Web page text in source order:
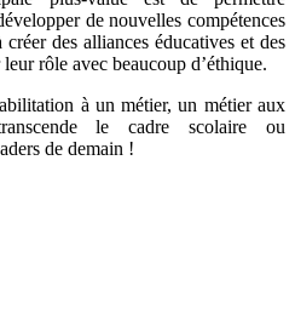
de nouvelles compétences
des alliances éducatives et des
rôle avec beaucoup d’éthique.
à un métier, un métier aux
le cadre scolaire ou
de demain !